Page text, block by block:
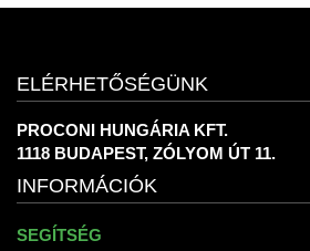
ELÉRHETŐSÉGÜNK
PROCONI HUNGÁRIA KFT.
1118 BUDAPEST, ZÓLYOM ÚT 11.
INFORMÁCIÓK
SEGÍTSÉG